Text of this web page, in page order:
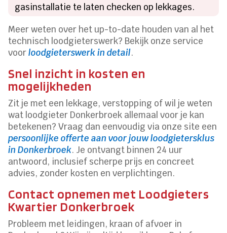
gasinstallatie te laten checken op lekkages.
Meer weten over het up-to-date houden van al het
technisch loodgieterswerk? Bekijk onze service
voorloodgieterswerk in detail.
Snel inzicht in kosten en
mogelijkheden
Zit je met een lekkage, verstopping of wil je weten
wat loodgieter Donkerbroek allemaal voor je kan
betekenen? Vraag dan eenvoudig via onze site een
persoonlijke offerte aan voor jouw loodgietersklus
in Donkerbroek. Je ontvangt binnen 24 uur
antwoord, inclusief scherpe prijs en concreet
advies, zonder kosten en verplichtingen.
Contact opnemen met Loodgieters
Kwartier Donkerbroek
Probleem met leidingen, kraan of afvoer in